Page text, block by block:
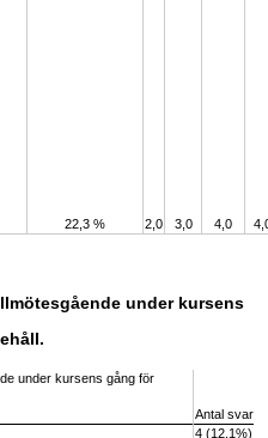
22,3 % 2,0 3,0 4,0
under kursens
under kursens gång för
Antal svar
4 (12,1%)